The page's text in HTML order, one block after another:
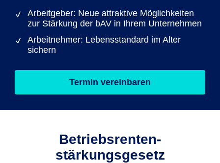
Arbeitgeber: Neue attraktive Möglichkeiten
zur Stärkung der bAV in Ihrem Unternehmen
Arbeitnehmer: Lebensstandard im Alter
sichern
Termin vereinbaren
Betriebsrenten­
stärkungsgesetz